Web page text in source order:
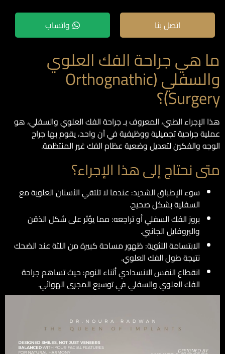
اتصل بنا واتساب
ما هي جراحة الفك العلوي
والسفلي (Orthognathic
Surgery)؟
هذا الإجراء الطبي، المعروف بـ جراحة الفك العلوي والسفلي، هو
عملية جراحية تجميلية ووظيفية في آن واحد، يقوم بها جراح
الوجه والفكين لتعديل وضعية عظام الفك غير المنتظمة.
متى نحتاج إلى هذا الإجراء؟
سوء الإطباق الشديد: عندما لا تلتقي الأسنان العلوية مع
السفلية بشكل صحيح.
بروز الفك السفلي أو تراجعه: مما يؤثر على شكل الذقن
والبروفايل الجانبي.
الابتسامة اللثوية: ظهور مساحة كبيرة من اللثة عند الضحك
نتيجة طول الفك العلوي.
انقطاع النفس الانسدادي أثناء النوم: حيث تساهم جراحة
الفك العلوي والسفلي في توسيع المجرى الهوائي.